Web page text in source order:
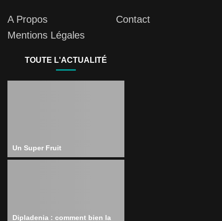
A Propos
Contact
Mentions Légales
TOUTE L'ACTUALITÉ
Un Super Fruit
Dipladenia : comment bien la